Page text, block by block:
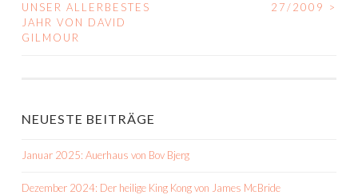
NAVIGATION
UNSER ALLERBESTES
JAHR VON DAVID
GILMOUR
27/2009
>
NEUESTE BEITRÄGE
Januar 2025: Auerhaus von Bov Bjerg
Dezember 2024: Der heilige King Kong von James McBride